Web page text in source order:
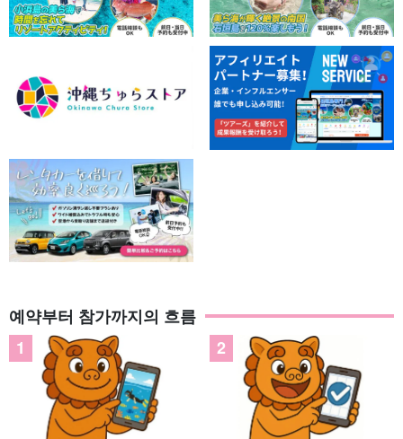
예약부터 참가까지의 흐름